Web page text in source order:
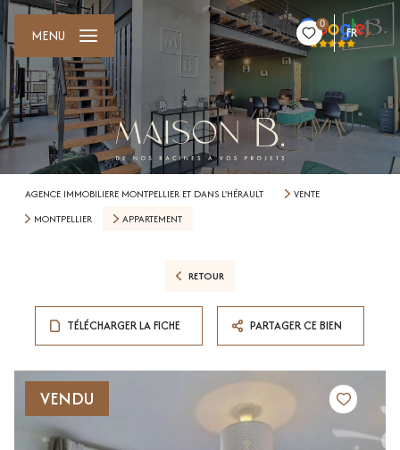
0
FR
MENU
AGENCE IMMOBILIERE MONTPELLIER ET DANS L'HÉRAULT
VENTE
MONTPELLIER
APPARTEMENT
RETOUR
TÉLÉCHARGER LA FICHE PARTAGER CE BIEN
VENDU